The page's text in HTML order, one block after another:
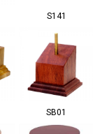
S141
SB01